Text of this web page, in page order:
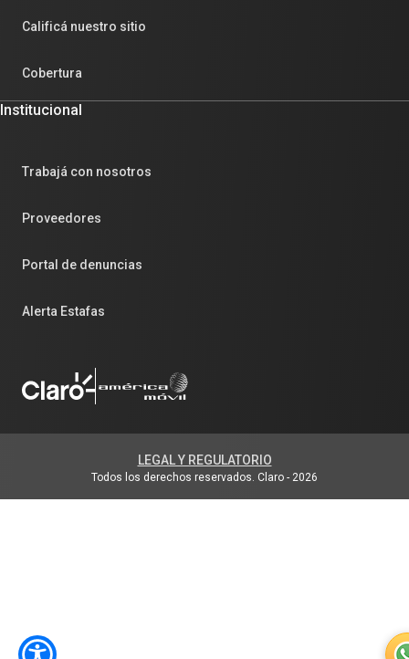
Calificá nuestro sitio
Cobertura
Institucional
Trabajá con nosotros
Proveedores
Portal de denuncias
Alerta Estafas
Todos los derechos reservados. Claro - 2026
LEGAL Y REGULATORIO